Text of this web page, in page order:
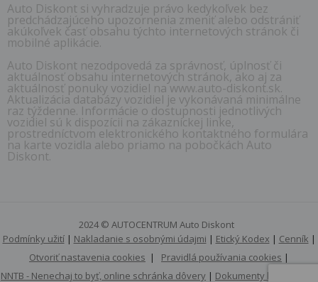
Auto Diskont si vyhradzuje právo kedykoľvek bez
predchádzajúceho upozornenia zmeniť alebo odstrániť
akúkoľvek časť obsahu týchto internetových stránok či
mobilné aplikácie.
Auto Diskont nezodpovedá za správnosť, úplnosť či
aktuálnosť obsahu internetových stránok, ako aj za
aktuálnosť ponuky vozidiel na www.auto-diskont.sk.
Aktualizácia databázy vozidiel je vykonávaná minimálne
raz týždenne. Informácie o dostupnosti jednotlivých
vozidiel sú k dispozícii na zákazníckej linke,
prostredníctvom elektronického kontaktného formulára
na karte vozidla alebo priamo na pobočkách Auto
Diskont.
2024 © AUTOCENTRUM Auto Diskont
Podmínky užití| Nakladanie s osobnými údajmi | Etický Kodex | Cenník |
Otvoriť nastavenia cookies | Pravidlá používania cookies |
NNTB - Nenechaj to byť, online schránka dôvery | Dokumenty k stiahnutiu